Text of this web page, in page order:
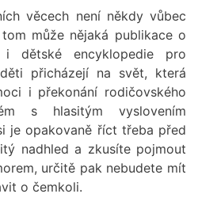
věcech není někdy vůbec
může nějaká publikace o
dětské encyklopedie pro
přicházejí na svět, která
i překonání rodičovského
s hlasitým vyslovením
je opakovaně říct třeba před
nadhled a zkusíte pojmout
určitě pak nebudete mít
o čemkoli.